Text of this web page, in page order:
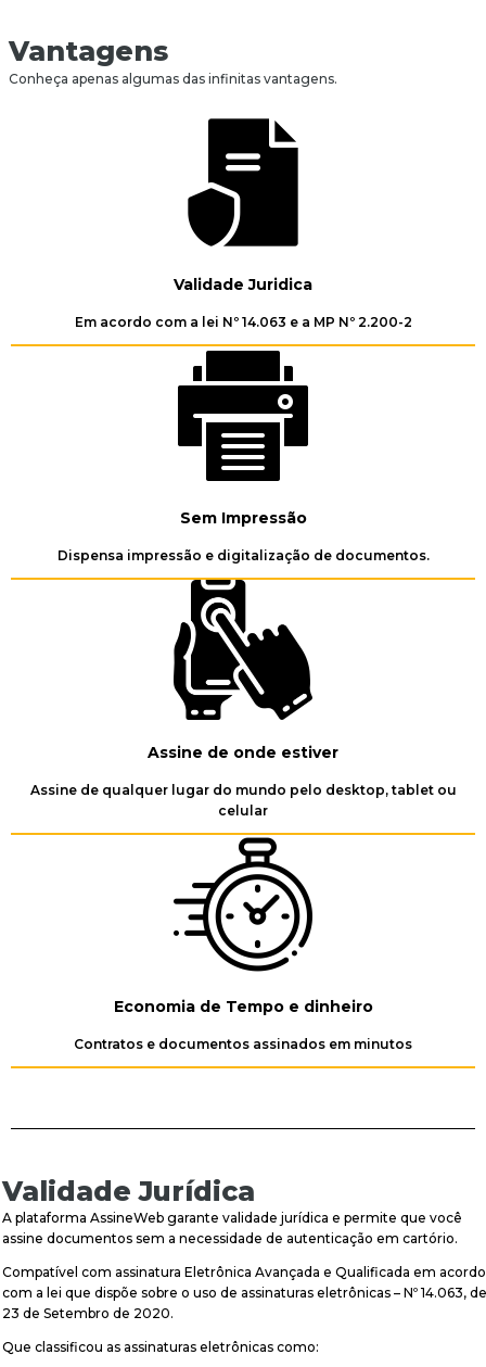
Vantagens
Conheça apenas algumas das infinitas vantagens.
Validade Juridica
Em acordo com a lei Nº 14.063 e a MP Nº 2.200-2
Sem Impressão
Dispensa impressão e digitalização de documentos.
Assine de onde estiver
Assine de qualquer lugar do mundo pelo desktop, tablet ou
celular
Economia de Tempo e dinheiro
Contratos e documentos assinados em minutos
Validade Jurídica
A plataforma AssineWeb garante validade jurídica e permite que você
assine documentos sem a necessidade de autenticação em cartório.
Compatível com assinatura Eletrônica Avançada e Qualificada em acordo
com a lei que dispõe sobre o uso de assinaturas eletrônicas – Nº 14.063, de
23 de Setembro de 2020.
Que classificou as assinaturas eletrônicas como: